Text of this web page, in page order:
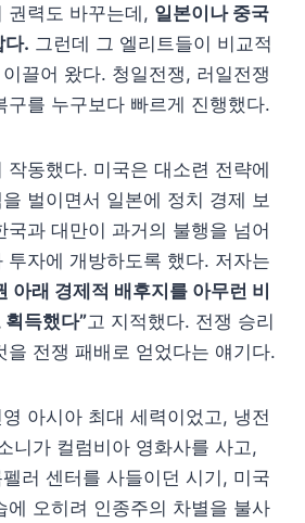
권력도 바꾸는데, 일본이나 중국
다. 그런데 그 엘리트들이 비교적
끌어 왔다. 청일전쟁, 러일전쟁
구를 누구보다 빠르게 진행했다.
작동했다. 미국은 대소련 전략에
벌이면서 일본에 정치 경제 보
국과 대만이 과거의 불행을 넘어
투자에 개방하도록 했다. 저자는
아래 경제적 배후지를 아무런 비
득했다”고 지적했다. 전쟁 승리
을 전쟁 패배로 얻었다는 얘기다.
아시아 최대 세력이었고, 냉전
니가 컬럼비아 영화사를 사고,
러 센터를 사들이던 시기, 미국
에 오히려 인종주의 차별을 불사